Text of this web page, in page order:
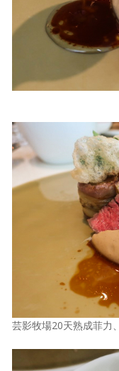
芸影牧場20天熟成菲力